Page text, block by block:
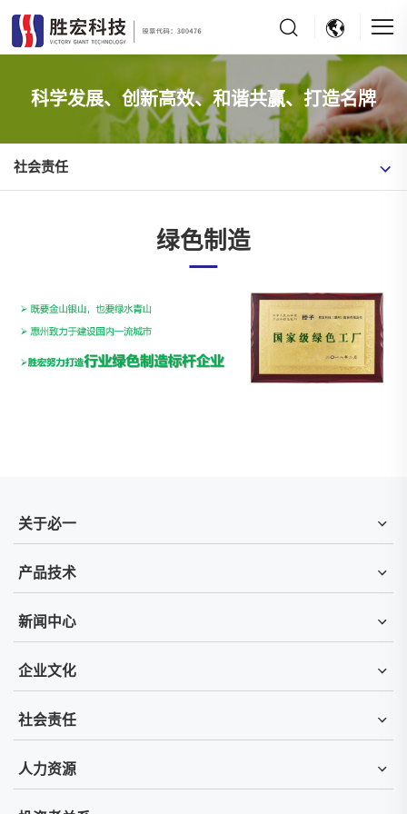
科学发展、创新高效、和谐共赢、打造名牌
社会责任
绿色制造
关于必一
产品技术
新闻中心
企业文化
社会责任
人力资源